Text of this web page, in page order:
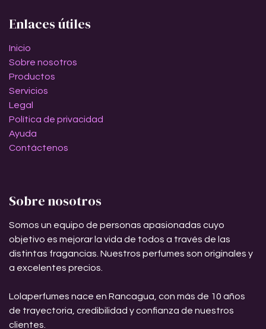
Enlaces útiles
Inicio
Sobre nosotros
Productos
Servicios
Legal
Política de privacidad
Ayuda
Contáctenos
Sobre nosotros
Somos un equipo de personas apasionadas cuyo
objetivo es mejorar la vida de todos a través de las
distintas fragancias. Nuestros perfumes son originales y
a excelentes precios.
Lolaperfumes nace en Rancagua, con más de 10 años
de trayectoria, credibilidad y confianza de nuestros
clientes.